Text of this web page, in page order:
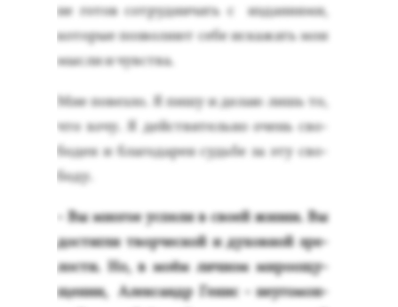
не го­тов сот­рудни­чать с из­да­ни­ями,
ко­торые поз­во­ля­ют се­бе ис­ка­жать мои
мыс­ли и чувс­тва.
Мне по­вез­ло. Я пи­шу и де­лаю лишь то,
что хо­чу. Я дей­стви­тель­но очень сво­
боден и бла­года­рен судь­бе за эту сво­
боду.
- Вы мно­гое ус­пе­ли в сво­ей жиз­ни. Вы
дос­тигли твор­ческой и ду­хов­ной зре­
лос­ти. Но, в мо­ём лич­ном ми­ро­ощу­
щении, Алек­сандр Ге­нис - не­уго­мон­